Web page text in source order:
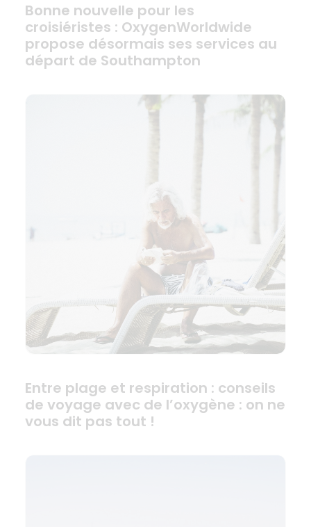
Bonne nouvelle pour les
croisiéristes : OxygenWorldwide
propose désormais ses services au
départ de Southampton
Entre plage et respiration : conseils
de voyage avec de l’oxygène : on ne
vous dit pas tout !